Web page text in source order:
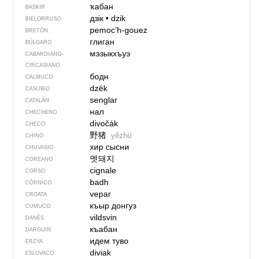
BASKIR ҡабан
BIELORRUSO дзік• dzik
BRETÓN pemoc’h-gouez
BÚLGARO глиган
CABARDIANO-
CIRCASIANO
мэзыкхъуэ
CALMUCO бодн
CASUBIO dzëk
CATALÁN senglar
CHECHENO нал
CHECO divočák
CHINO 野猪 yězhū
CHUVASIO хир сысни
COREANO 멧돼지
CORSO cignale
CÓRNICO badh
CROATA vepar
CUMUCO къыр донгуз
DANÉS vildsvin
DARGUIN къабан
ERZYA идем туво
ESLOVACO diviak